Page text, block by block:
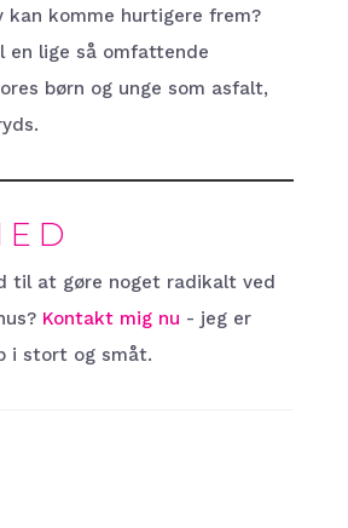
kan komme hurtigere frem?
en lige så omfattende
børn og unge som asfalt,
til at gøre noget radikalt ved
Kontakt mig nu - jeg er
i stort og småt.